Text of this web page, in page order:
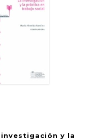
investigación y la